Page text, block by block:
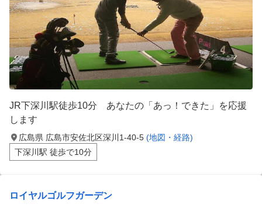
JR下深川駅徒歩10分 あなたの「あっ！できた」を応援
します
広島県 広島市安佐北区深川1-40-5 (地図・経路)
下深川駅 徒歩で10分
ロイヤルゴルフガーデン